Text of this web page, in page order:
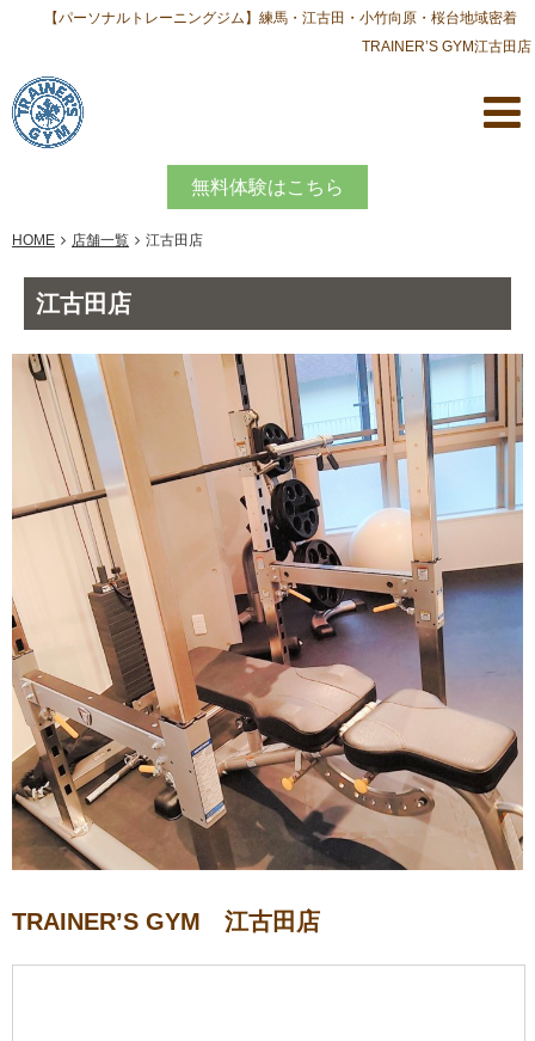
【パーソナルトレーニングジム】練馬・江古田・小竹向原・桜台地域密着
TRAINER’S GYM江古田店
無料体験はこちら
HOME 店舗一覧 江古田店
江古田店
TRAINER’S GYM 江古田店